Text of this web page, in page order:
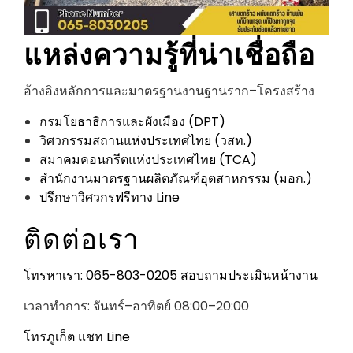
แหล่งความรู้ที่น่าเชื่อถือ
อ้างอิงหลักการและมาตรฐานงานฐานราก–โครงสร้าง
กรมโยธาธิการและผังเมือง (DPT)
วิศวกรรมสถานแห่งประเทศไทย (วสท.)
สมาคมคอนกรีตแห่งประเทศไทย (TCA)
สำนักงานมาตรฐานผลิตภัณฑ์อุตสาหกรรม (มอก.)
ปรึกษาวิศวกรฟรีทาง Line
ติดต่อเรา
โทรหาเรา: 065-803-0205 สอบถามประเมินหน้างาน
เวลาทำการ: จันทร์–อาทิตย์ 08:00–20:00
โทรภูเก็ต แชท Line